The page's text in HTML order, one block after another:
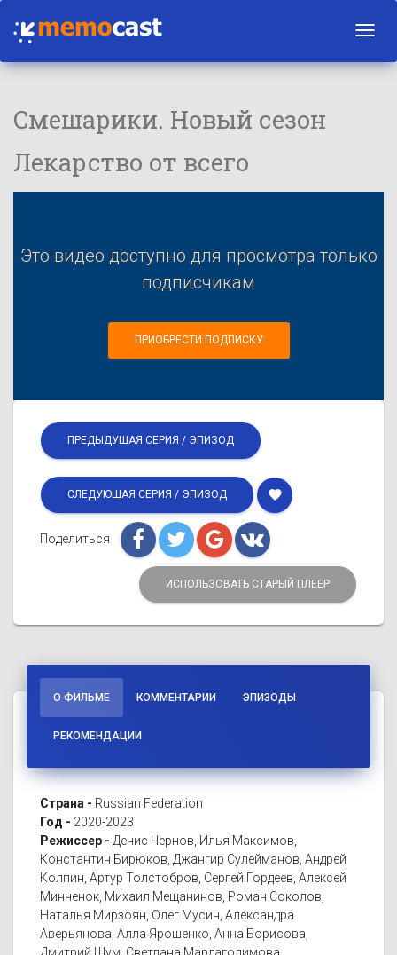
Смешарики. Новый сезон
Лекарство от всего
Это видео доступно для просмотра только
подписчикам
ПРИОБРЕСТИ ПОДПИСКУ
ПРЕДЫДУЩАЯ СЕРИЯ / ЭПИЗОД
СЛЕДУЮЩАЯ СЕРИЯ / ЭПИЗОД favorite
Поделиться
ИСПОЛЬЗОВАТЬ СТАРЫЙ ПЛЕЕР
О ФИЛЬМЕ КОММЕНТАРИИ ЭПИЗОДЫ
РЕКОМЕНДАЦИИ
Страна - Russian Federation
Год - 2020-2023
Режиссер - Денис Чернов, Илья Максимов,
Константин Бирюков, Джангир Сулейманов, Андрей
Колпин, Артур Толстобров, Сергей Гордеев, Алексей
Минченок, Михаил Мещанинов, Роман Соколов,
Наталья Мирзоян, Олег Мусин, Александра
Аверьянова, Алла Ярошенко, Анна Борисова,